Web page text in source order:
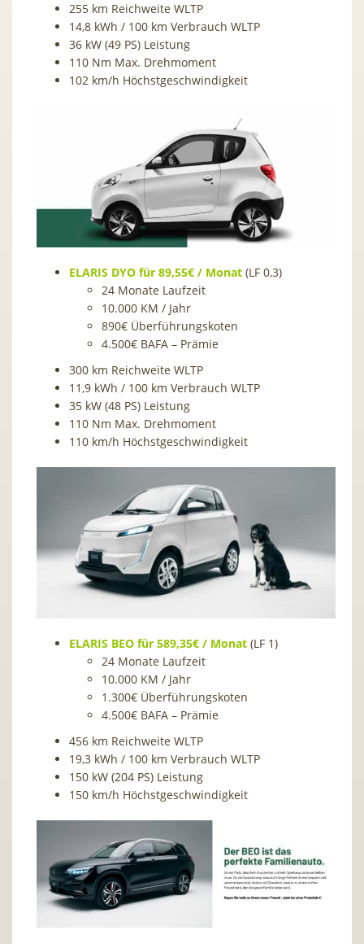
255 km Reichweite WLTP
14,8 kWh / 100 km Verbrauch WLTP
36 kW (49 PS) Leistung
110 Nm Max. Drehmoment
102 km/h Höchstgeschwindigkeit
ELARIS DYO für 89,55€ / Monat (LF 0,3)
24 Monate Laufzeit
10.000 KM / Jahr
890€ Überführungskoten
4.500€ BAFA – Prämie
300 km Reichweite WLTP
11,9 kWh / 100 km Verbrauch WLTP
35 kW (48 PS) Leistung
110 Nm Max. Drehmoment
110 km/h Höchstgeschwindigkeit
ELARIS BEO für 589,35€ / Monat (LF 1)
24 Monate Laufzeit
10.000 KM / Jahr
1.300€ Überführungskoten
4.500€ BAFA – Prämie
456 km Reichweite WLTP
19,3 kWh / 100 km Verbrauch WLTP
150 kW (204 PS) Leistung
150 km/h Höchstgeschwindigkeit